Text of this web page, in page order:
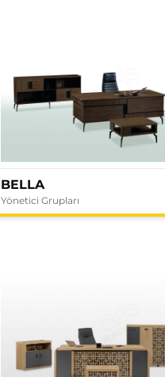
BELLA
Yönetici Grupları